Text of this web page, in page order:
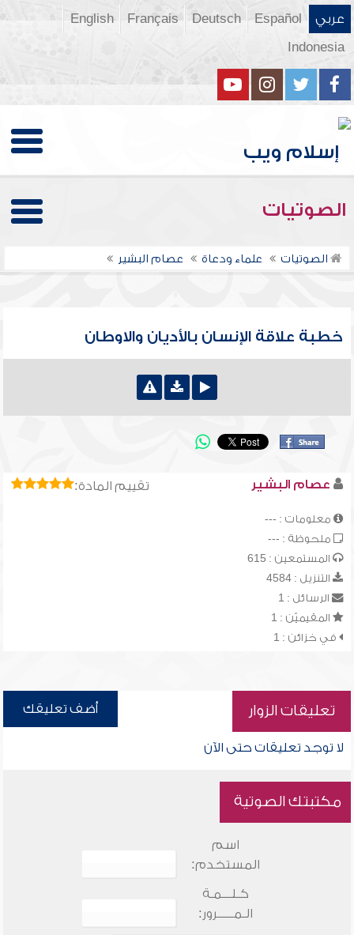
عربي Español
Deutsch
Français
English
Indonesia
الصوتيات
الصوتيات علماء ودعاة عصام البشير
خطبة علاقة الإنسان بالأديان والاوطان
تقييم المادة: عصام البشير
معلومات : ---
ملحوظة : ---
المستمعين : 615
التنزيل : 4584
الرسائل : 1
المقيميّن : 1
في خزائن : 1
تعليقات الزوار أضف تعليقك
لا توجد تعليقات حتى الآن
مكتبتك الصوتية
اسم
المستخدم:
كـلـــمـة
الـمـــــرور: